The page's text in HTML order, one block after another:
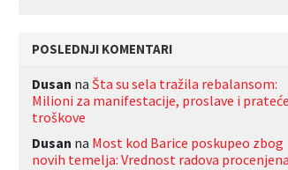
POSLEDNJI KOMENTARI
Dusan na Šta su sela tražila rebalansom:
Milioni za manifestacije, proslave i prateće
troškove
Dusan na Most kod Barice poskupeo zbog
novih temelja: Vrednost radova